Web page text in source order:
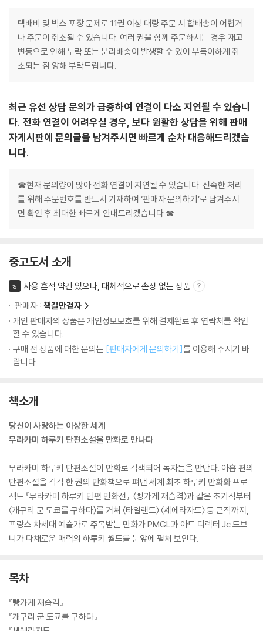
택배비 및 박스 포장 문제로 11권 이상 대량 주문 시 합배송이 어렵거
나 주문이 취소될 수 있습니다. 여러 권을 함께 주문하시는 경우 재고
변동으로 인해 누락 또는 분리배송이 발생할 수 있어 부득이하게 취
소되는 점 양해 부탁드립니다.
최근 유선 상담 문의가 급증하여 연결이 다소 지연될 수 있습니
다. 전화 연결이 어려우실 경우, 보다 원활한 상담을 위해 판매
자게시판에 문의글을 남겨주시면 빠르게 순차 대응해드리겠습
니다.
☎현재 문의량이 많아 전화 연결이 지연될 수 있습니다. 신속한 처리
를 위해 주문번호를 반드시 기재하여 ‘판매자 문의하기’로 남겨주시
면 확인 후 최대한 빠르게 안내드리겠습니다.☎
중고도서 소개
상
사용 흔적 약간 있으나, 대체적으로 손상 없는 상품
판매자 : 책길만걷자
개인 판매자의 상품은 개인정보보호를 위해 결제완료 후 연락처를 확인
할 수 있습니다.
구매 전 상품에 대한 문의는 [판매자에게 문의하기]를 이용해 주시기 바
랍니다.
책소개
당신이 사랑하는 이상한 세계
무라카미 하루키 단편소설을 만화로 만나다
무라카미 하루키 단편소설이 만화로 각색되어 독자들을 만난다. 아홉 편의
단편소설을 각각 한 권의 만화책으로 펴낸 세계 최초 하루키 만화화 프로
젝트 『무라카미 하루키 단편 만화선』. 〈빵가게 재습격〉과 같은 초기작부터
〈개구리 군 도쿄를 구하다〉를 거쳐 〈타일랜드〉 〈셰에라자드〉 등 근작까지,
프랑스 차세대 예술가로 주목받는 만화가 PMGL과 아트 디렉터 Jc 드브
니가 다채로운 매력의 하루키 월드를 눈앞에 펼쳐 보인다.
목차
『빵가게 재습격』
『개구리 군 도쿄를 구하다』